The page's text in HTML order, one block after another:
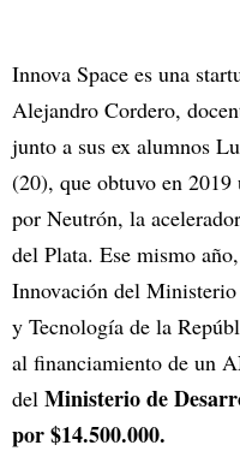
Innova Space es una
Alejandro Cordero,
junto a sus ex alumnos
(20), que obtuvo en
por Neutrón, la
del Plata. Ese mismo
Innovación del
y Tecnología de la
al financiamiento de un
del Ministerio de
por $14.500.000.